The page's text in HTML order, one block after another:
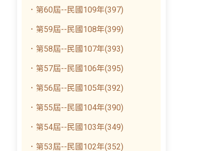
．第60屆--民國109年(397)
．第59屆--民國108年(399)
．第58屆--民國107年(393)
．第57屆--民國106年(395)
．第56屆--民國105年(392)
．第55屆--民國104年(390)
．第54屆--民國103年(349)
．第53屆--民國102年(352)